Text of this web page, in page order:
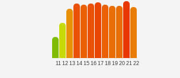
11 12 13 14 15 16 17 18 19 20 21 22